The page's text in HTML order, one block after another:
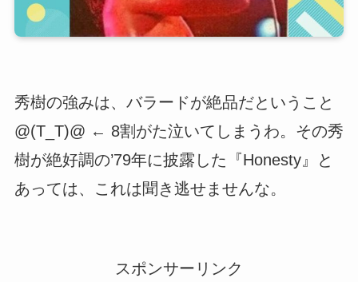
秀樹の強みは、バラードが絶品だということ
@(T_T)@ ← 8割がた泣いてしまうわ。その秀
樹が絶好調の’79年に披露した『Honesty』と
あっては、これは聞き逃せませんな。
スポンサーリンク